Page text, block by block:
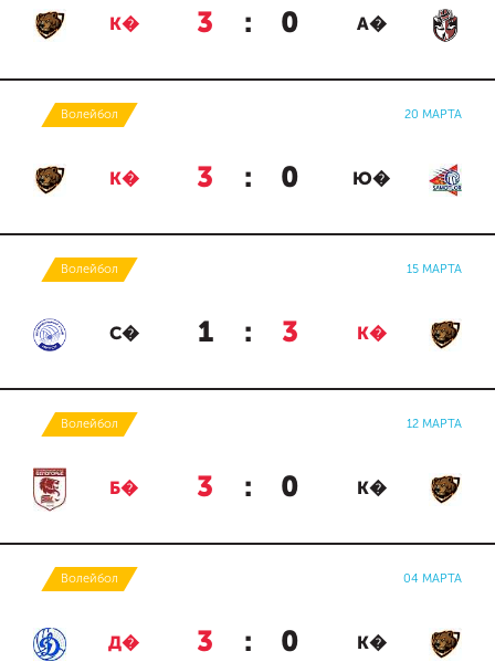
К� 3 : 0 А�
Волейбол 20 МАРТА
К� 3 : 0 Ю�
Волейбол 15 МАРТА
С� 1 : 3 К�
Волейбол 12 МАРТА
Б� 3 : 0 К�
Волейбол 04 МАРТА
Д� 3 : 0 К�